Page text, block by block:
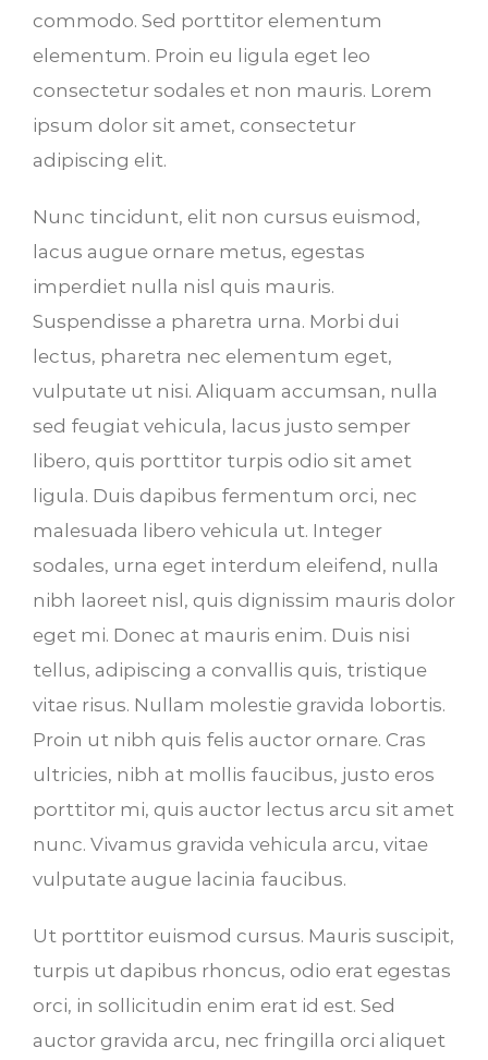
commodo. Sed porttitor elementum
elementum. Proin eu ligula eget leo
consectetur sodales et non mauris. Lorem
ipsum dolor sit amet, consectetur
adipiscing elit.
Nunc tincidunt, elit non cursus euismod,
lacus augue ornare metus, egestas
imperdiet nulla nisl quis mauris.
Suspendisse a pharetra urna. Morbi dui
lectus, pharetra nec elementum eget,
vulputate ut nisi. Aliquam accumsan, nulla
sed feugiat vehicula, lacus justo semper
libero, quis porttitor turpis odio sit amet
ligula. Duis dapibus fermentum orci, nec
malesuada libero vehicula ut. Integer
sodales, urna eget interdum eleifend, nulla
nibh laoreet nisl, quis dignissim mauris dolor
eget mi. Donec at mauris enim. Duis nisi
tellus, adipiscing a convallis quis, tristique
vitae risus. Nullam molestie gravida lobortis.
Proin ut nibh quis felis auctor ornare. Cras
ultricies, nibh at mollis faucibus, justo eros
porttitor mi, quis auctor lectus arcu sit amet
nunc. Vivamus gravida vehicula arcu, vitae
vulputate augue lacinia faucibus.
Ut porttitor euismod cursus. Mauris suscipit,
turpis ut dapibus rhoncus, odio erat egestas
orci, in sollicitudin enim erat id est. Sed
auctor gravida arcu, nec fringilla orci aliquet